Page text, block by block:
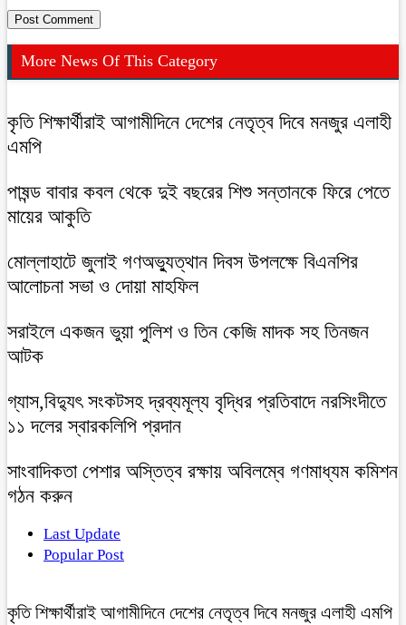
More News Of This Category
কৃতি শিক্ষার্থীরাই আগামীদিনে দেশের নেতৃত্ব দিবে মনজুর এলাহী
এমপি
পাষন্ড বাবার কবল থেকে দুই বছরের শিশু সন্তানকে ফিরে পেতে
মায়ের আকুতি
মোল্লাহাটে জুলাই গণঅভ্যুত্থান দিবস উপলক্ষে বিএনপির
আলোচনা সভা ও দোয়া মাহফিল
সরাইলে একজন ভুয়া পুলিশ ও তিন কেজি মাদক সহ তিনজন
আটক
গ্যাস,বিদ্যুৎ সংকটসহ দ্রব্যমূল্য বৃদ্ধির প্রতিবাদে নরসিংদীতে
১১ দলের স্বারকলিপি প্রদান
সাংবাদিকতা পেশার অস্তিত্ব রক্ষায় অবিলম্বে গণমাধ্যম কমিশন
গঠন করুন
Last Update
Popular Post
কৃতি শিক্ষার্থীরাই আগামীদিনে দেশের নেতৃত্ব দিবে মনজুর এলাহী এমপি